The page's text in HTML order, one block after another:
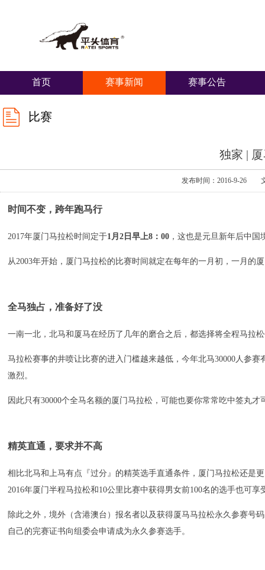
首页 赛事新闻 赛事公告
比赛
独家 |
发布时间：2016-9-26
时间不变，跨年跑马行
2017年厦门马拉松时间定于1月2日早上8：00 ，这也是元旦新年后中
从2003年开始，厦门马拉松的比赛时间就定在每年的一月初，一月
全马独占，准备好了没
一南一北，北马和厦马在经历了几年的磨合之后，都选择将全程马拉
马拉松赛事的井喷让比赛的进入门槛越来越低，今年北马30000人参
激烈。
因此只有30000个全马名额的厦门马拉松，可能也要你常常吃中签丸
精英直通，要求并不高
相比北马和上马有点『过分』的精英选手直通条件，厦门马拉松还是
2016年厦门半程马拉松和10公里比赛中获得男女前100名的选手也可享
除此之外，境外（含港澳台）报名者以及获得厦马马拉松永久参赛号
自己的完赛证书向组委会申请成为永久参赛选手。